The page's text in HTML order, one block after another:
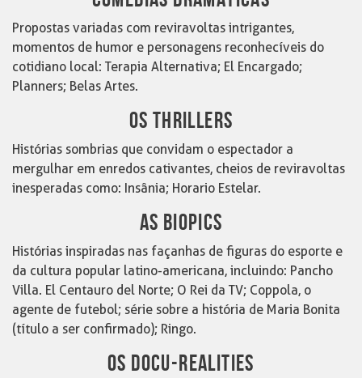
Propostas variadas com reviravoltas intrigantes,
momentos de humor e personagens reconhecíveis do
cotidiano local: Terapia Alternativa; El Encargado;
Planners; Belas Artes.
OS THRILLERS
Histórias sombrias que convidam o espectador a
mergulhar em enredos cativantes, cheios de reviravoltas
inesperadas como: Insânia; Horario Estelar.
AS BIOPICS
Histórias inspiradas nas façanhas de figuras do esporte e
da cultura popular latino-americana, incluindo: Pancho
Villa. El Centauro del Norte; O Rei da TV; Coppola, o
agente de futebol; série sobre a história de Maria Bonita
(título a ser confirmado); Ringo.
OS DOCU-REALITIES